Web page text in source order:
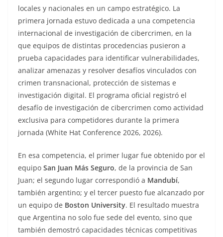
locales y nacionales en un campo estratégico. La
primera jornada estuvo dedicada a una competencia
internacional de investigación de cibercrimen, en la
que equipos de distintas procedencias pusieron a
prueba capacidades para identificar vulnerabilidades,
analizar amenazas y resolver desafíos vinculados con
crimen transnacional, protección de sistemas e
investigación digital. El programa oficial registró el
desafío de investigación de cibercrimen como actividad
exclusiva para competidores durante la primera
jornada (White Hat Conference 2026, 2026).
En esa competencia, el primer lugar fue obtenido por el
equipo San Juan Más Seguro, de la provincia de San
Juan; el segundo lugar correspondió a Mandubí,
también argentino; y el tercer puesto fue alcanzado por
un equipo de Boston University. El resultado muestra
que Argentina no solo fue sede del evento, sino que
también demostró capacidades técnicas competitivas